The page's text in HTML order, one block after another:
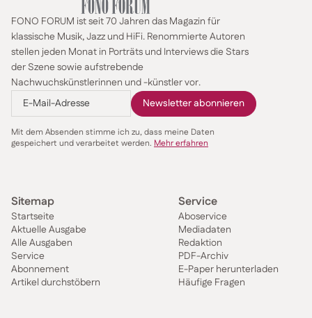
FONO FORUM ist seit 70 Jahren das Magazin für
klassische Musik, Jazz und HiFi. Renommierte Autoren
stellen jeden Monat in Porträts und Interviews die Stars
der Szene sowie aufstrebende
Nachwuchskünstlerinnen und -künstler vor.
Mit dem Absenden stimme ich zu, dass meine Daten
gespeichert und verarbeitet werden. Mehr erfahren
Sitemap
Startseite
Aktuelle Ausgabe
Alle Ausgaben
Service
Abonnement
Artikel durchstöbern
Service
Aboservice
Mediadaten
Redaktion
PDF-Archiv
E-Paper herunterladen
Häufige Fragen